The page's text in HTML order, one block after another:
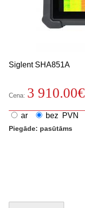
Siglent SHA851A
Cena: 3 910.00€
ar bez PVN
Piegāde: pasūtāms